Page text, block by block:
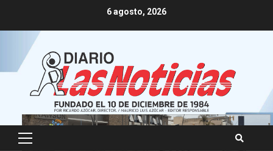
6 agosto, 2026
Primary